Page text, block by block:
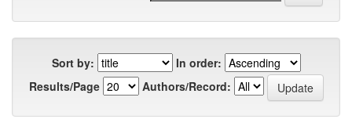
Sort by:
In order:
Results/Page
Authors/Record: